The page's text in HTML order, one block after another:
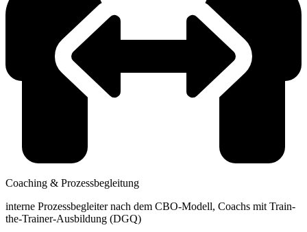
Coaching & Prozessbegleitung
interne Prozessbegleiter nach dem CBO-Modell, Coachs mit Train-
the-Trainer-Ausbildung (DGQ)